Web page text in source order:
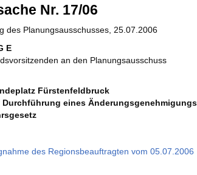
Nr. 17/06
des Planungsausschusses, 25.07.2006
E
an den Planungsausschuss
Fürstenfeldbruck
eines
des Regionsbeauftragten vom 05.07.2006